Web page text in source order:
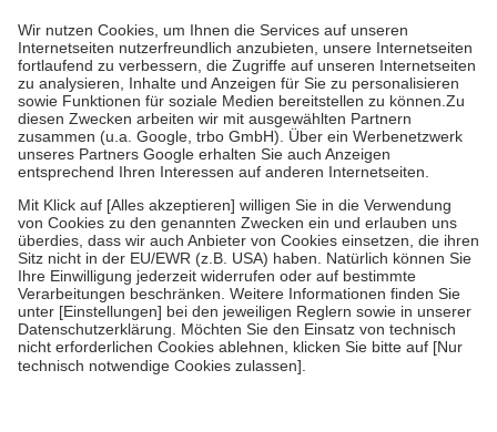
höchstens zehn Euro.
Es sind jedoch nie mehr als die tatsächlichen
Kosten der Leistung zu entrichten.
Diese Regeln gelten grundsätzlich auch für Online-Apotheken.
Bei Heilmitteln und häuslicher Krankenpflege beträgt die
Zuzahlung zehn Prozent der Kosten sowie zehn Euro je
Verordnung.
Um das Engagement der Versicherten für ihre eigene Gesundheit zu
stärken und die besondere Stellung der Familie zu unterstützen,
fallenkeine Zuzahlungenan bei:
• Kindern und Jugendlichen bis zum vollendeten 18. Lebensjahr
mit Ausnahme der Fahrkosten
• Untersuchungen zur Vorsorge und Früherkennung, die von der
GKV getragen werden
• empfohlenen Schutzimpfungen
• Harn- und Blutteststreifen